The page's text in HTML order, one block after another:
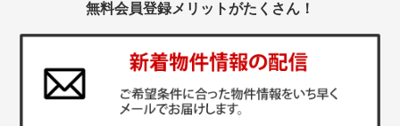
無料会員登録メリットがたくさん！